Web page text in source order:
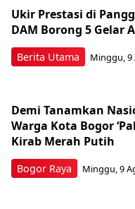
Berita Utama
Ukir Prestasi di
DAM Borong 5 Gelar
Minggu, 9
Bogor Raya
Demi Tanamkan
Warga Kota Bogor
Kirab Merah Putih
Minggu, 9